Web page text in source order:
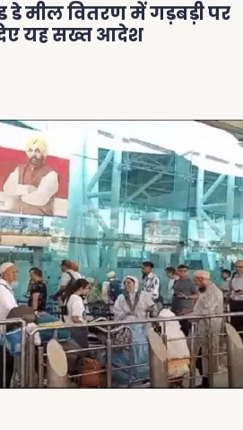
डे मील वितरण में गड़बड़ी पर
यह सख्त आदेश